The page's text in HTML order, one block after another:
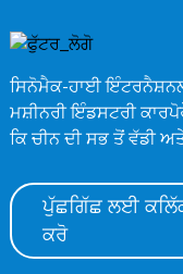
ਸਿਨੋਮੈਕ-ਹਾਈ
ਮਸ਼ੀਨਰੀ ਇੰਡਸਟਰੀ
ਕਿ ਚੀਨ ਦੀ ਸਭ ਤੋਂ ਵੱਡੀ
ਪੁੱਛਗਿੱਛ ਲਈ
ਕਰੋ